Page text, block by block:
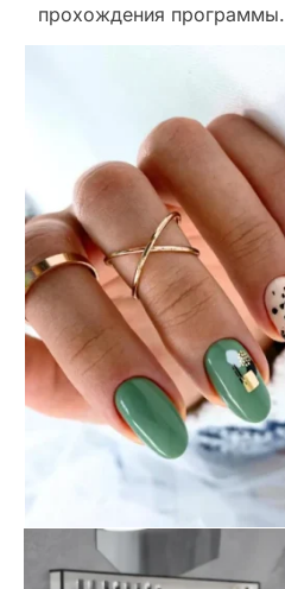
прохождения программы.